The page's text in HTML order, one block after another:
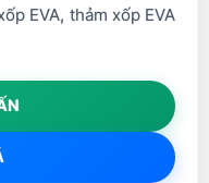
EVA, thảm xốp EVA